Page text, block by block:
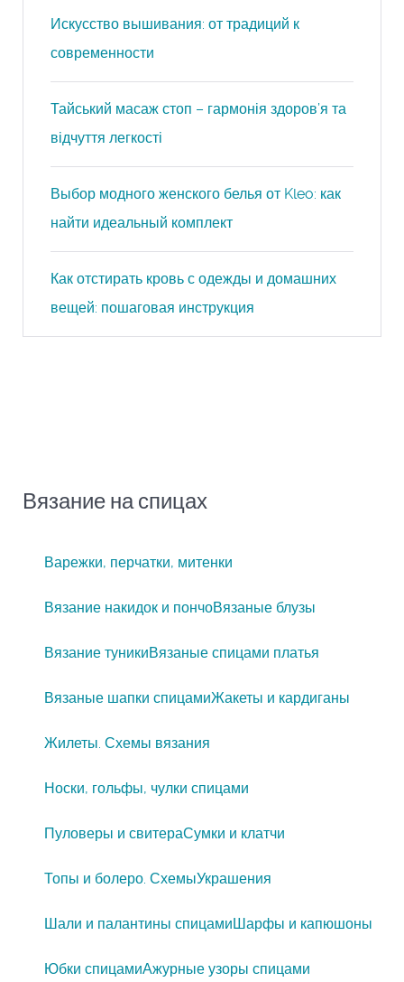
Искусство вышивания: от традиций к
современности
Тайський масаж стоп – гармонія здоров’я та
відчуття легкості
Выбор модного женского белья от Kleo: как
найти идеальный комплект
Как отстирать кровь с одежды и домашних
вещей: пошаговая инструкция
Вязание на спицах
Варежки, перчатки, митенки
Вязание накидок и пончоВязаные блузы
Вязание туникиВязаные спицами платья
Вязаные шапки спицамиЖакеты и кардиганы
Жилеты. Схемы вязания
Носки, гольфы, чулки спицами
Пуловеры и свитераСумки и клатчи
Топы и болеро. СхемыУкрашения
Шали и палантины спицамиШарфы и капюшоны
Юбки спицамиАжурные узоры спицами